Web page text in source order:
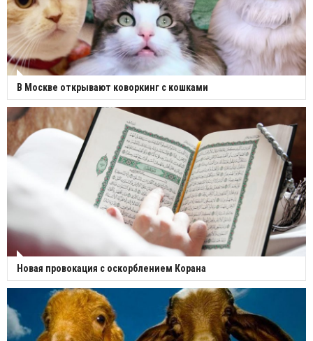
В Москве открывают коворкинг с кошками
Новая провокация с оскорблением Корана